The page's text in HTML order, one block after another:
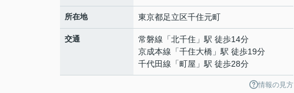
所在地 東京都足立区千住元町
交通 常磐線 「北千住 」駅 徒歩14分
京成本線 「千住大橋 」駅 徒歩19分
千代田線 「町屋 」駅 徒歩28分
情報の見方